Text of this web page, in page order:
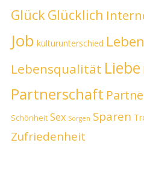
GlückGlücklich
Job kulturunterschied Leben
Lebensqualität Liebe
Partnerschaft
Schönheit Sex Sorgen Sparen
Zufriedenheit